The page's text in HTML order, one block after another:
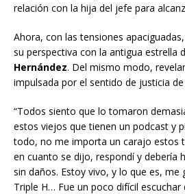
relación con la hija del jefe para
Ahora, con las tensiones
su perspectiva con la antigua estrella
Hernández. Del mismo modo,
impulsada por el sentido de justicia
“Todos siento que lo tomaron
estos viejos que tienen un podcast y
todo, no me importa un carajo estos
en cuanto se dijo, respondí y debería
sin daños. Estoy vivo, y lo que es,
Triple H… Fue un poco difícil escuchar